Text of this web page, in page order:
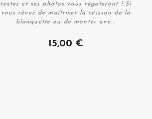
textes et ses photos vous régaleront ! Si
vous rêvez de maîtriser la cuisson de la
blanquette ou de monter une...
15,00 €